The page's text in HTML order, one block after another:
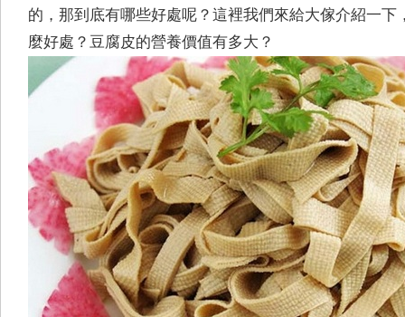
的，那到底有哪些好處呢？這裡我們來給大傢介紹一下
麼好處？豆腐皮的營養價值有多大？